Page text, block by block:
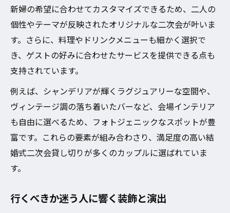
新婦の希望に合わせてカスタマイズできるため、二人の
個性やテーマが反映されたオリジナルな二次会が叶いま
す。さらに、料理やドリンクメニューも細かく選択で
き、ゲストの好みに合わせたサービスを提供できる点も
支持されています。
例えば、シャンデリアが輝くラグジュアリーな空間や、
ヴィンテージ調の落ち着いたバーなど、会場インテリア
も自由に選べるため、フォトジェニックなスポットが豊
富です。これらの要素が組み合わさり、満足度の高い結
婚式二次会貸し切りが多くのカップルに選ばれていま
す。
行くべきか迷う人に響く装飾と演出